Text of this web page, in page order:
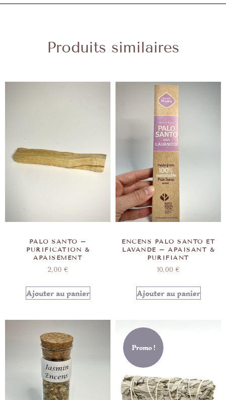
Produits similaires
PALO SANTO –
PURIFICATION &
APAISEMENT
2,00 €
Ajouter au panier
ENCENS PALO SANTO ET
LAVANDE – APAISANT &
PURIFIANT
10,00 €
Ajouter au panier
Promo !